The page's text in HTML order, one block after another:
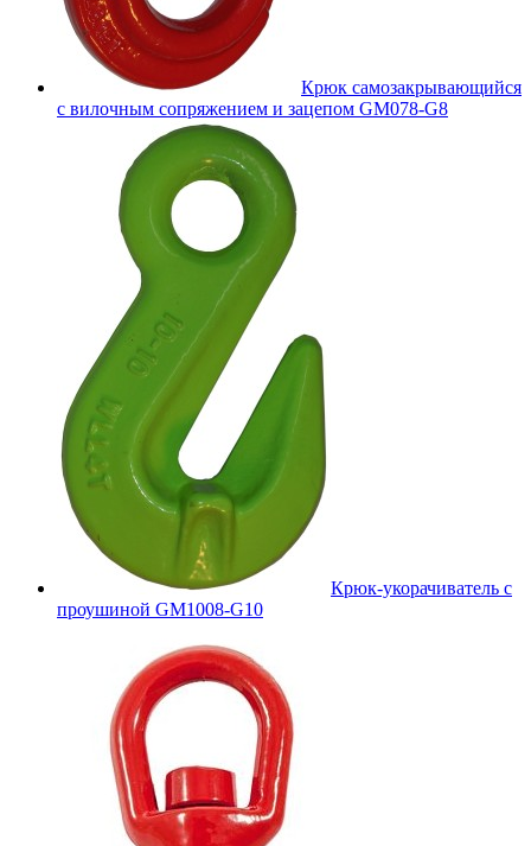
Крюк самозакрывающийся
с вилочным сопряжением и зацепом GM078-G8
Крюк-укорачиватель с
проушиной GM1008-G10